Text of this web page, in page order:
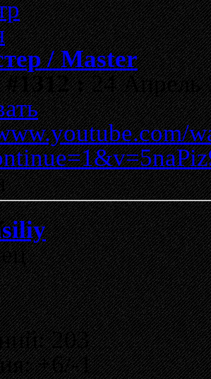
/ Master
:24 Апрель
203
+6/-1